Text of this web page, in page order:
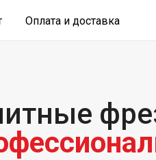
Оплата и доставка